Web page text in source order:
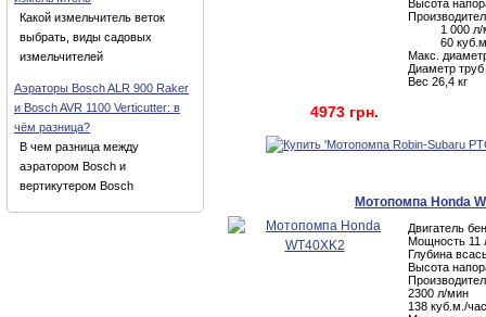
Какой измельчитель веток
выбрать, виды садовых
измельчителей
Аэраторы Bosch ALR 900 Raker
и Bosch AVR 1100 Verticutter: в
чём разница?
В чем разница между
аэратором Bosch и
вертикутером Bosch
Высота
1 000 л/
60
Макс.
Диаметр
Вес 26,4 кг
4973 грн.
Мотопомпа Honda
Двигатель
Мощность 11
Глубина
Высота
2300 л/мин
138 куб.м./час